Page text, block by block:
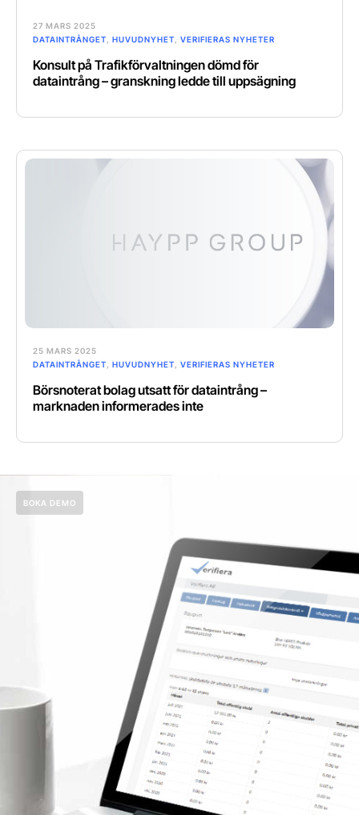
27 MARS 2025
DATAINTRÅNGET
HUVUDNYHET VERIFIERAS NYHETER
Konsult på Trafikförvaltningen dömd för
dataintrång – granskning ledde till uppsägning
25 MARS 2025
DATAINTRÅNGET
HUVUDNYHET VERIFIERAS NYHETER
Börsnoterat bolag utsatt för dataintrång –
marknaden informerades inte
BOKA DEMO